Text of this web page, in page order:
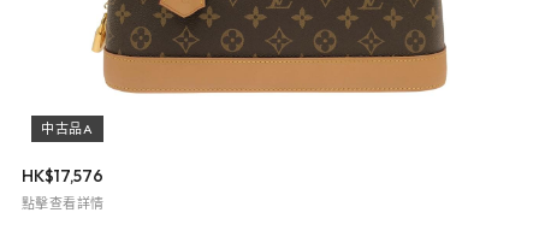
中古品A
HK$17,576
點擊查看詳情